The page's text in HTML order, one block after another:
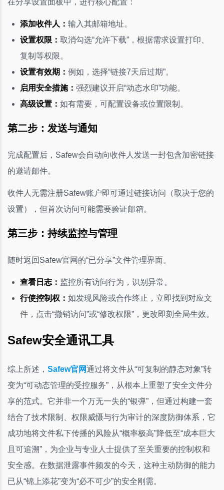
添加收件人： 输入其邮箱地址。
设置权限： 取消勾选“允许下载”，根据需求设置打印、
复制等权限。
设置有效期： 例如，选择“链接7天后过期”。
启用安全措施： 强烈建议开启“动态水印”功能。
高级设置： 如有需要，可配置设备或位置限制。
第二步：发送与通知
完成配置后，Safew会自动向收件人发送一封包含加密链接
的邀请邮件。
收件人无需注册Safew账户即可通过链接访问（取决于您的
设置），但首次访问可能需要验证邮箱。
第三步：持续监控与管理
随时返回Safew官网的“已分享”文件管理界面。
查看日志： 监控所有访问行为，识别异常。
行使控制权： 如发现风险或合作终止，立即找到对应文
件，点击“撤销访问”或“修改权限”，更改即刻全局生效。
Safew安全通讯工具
综上所述， Safew官网通过将文件从“可复制的静态对象”转
变为“可动态管理的受控服务”，从根本上重塑了安全文件分
享的范式。它并非一个万无一失的“银弹”，但通过构建一套
结合了技术限制、权限威慑与行为审计的深度防御体系，它
成功地将文件私下传播的风险从“概率极高”降低至“成本巨大
且可追溯”，为企业与专业人士提供了至关重要的控制权和
安全感。在数据泄露事件频发的今天，这种主动防御的能力
已从“锦上添花”变为“必不可少”的安全刚需。